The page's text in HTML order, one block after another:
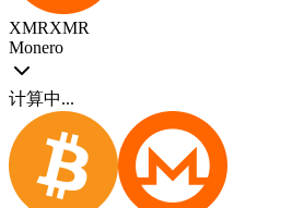
XMRXMR
Monero
计算中...